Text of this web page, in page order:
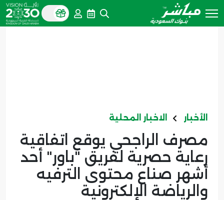
الأخبار الاخبار المحلية
مصرف الراجحي يوقع اتفاقية
رعاية حصرية لفريق "باور" أحد
أشهر صناع محتوى الترفيه
والرياضة الإلكترونية